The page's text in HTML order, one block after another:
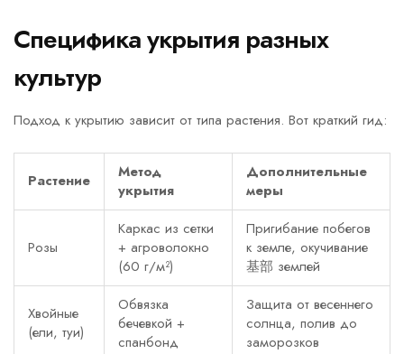
Специфика укрытия разных
культур
Подход к укрытию зависит от типа растения. Вот краткий гид:
Растение
Метод
укрытия
Дополнительные
меры
Розы
Каркас из сетки
+ агроволокно
(60 г/м²)
Пригибание побегов
к земле, окучивание
基部 землей
Хвойные
(ели, туи)
Обвязка
бечевкой +
спанбонд
Защита от весеннего
солнца, полив до
заморозков